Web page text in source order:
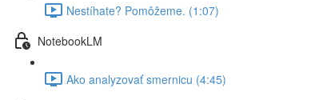
Nestíhate? Pomôžeme. (1:07)
NotebookLM
Ako analyzovať smernicu (4:45)